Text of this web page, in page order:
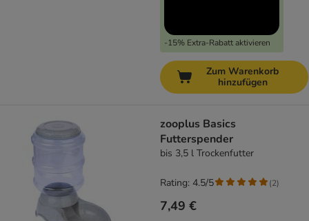
-15% Extra-Rabatt aktivieren
Zum Warenkorb
hinzufügen
zooplus Basics
Futterspender
bis 3,5 l Trockenfutter
7,49 €
Rating: 4.5/5 (2)